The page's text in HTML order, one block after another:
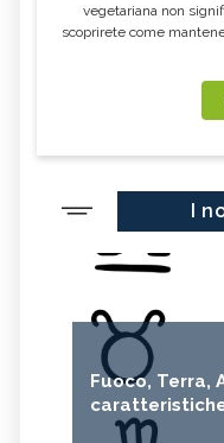
vegetariana non
scoprirete come
I
Fuoco, Terra,